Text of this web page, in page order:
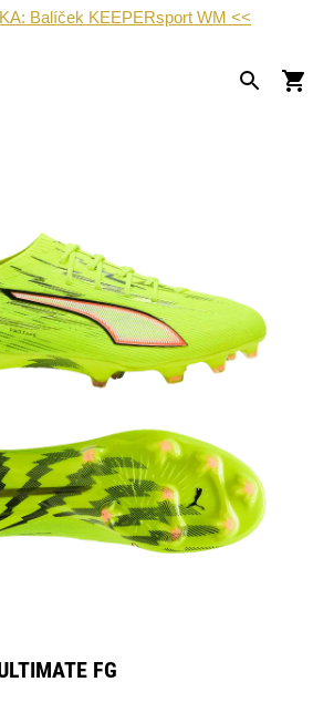
Balíček KEEPERsport WM <<
FG